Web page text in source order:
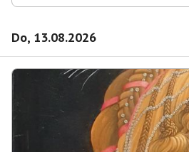
Do, 13.08.2026